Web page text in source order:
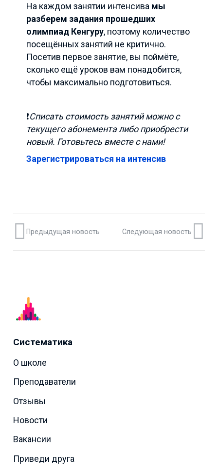
На каждом занятии интенсива мы
разберем задания прошедших
олимпиад Кенгуру, поэтому количество
посещённых занятий не критично.
Посетив первое занятие, вы поймёте,
сколько ещё уроков вам понадобится,
чтобы максимально подготовиться.
❗️Списать стоимость занятий можно с
текущего абонемента либо приобрести
новый. Готовьтесь вместе с нами!
Зарегистрироваться на интенсив
Предыдущая новость Следующая новость
Систематика
О школе
Преподаватели
Отзывы
Новости
Вакансии
Приведи друга